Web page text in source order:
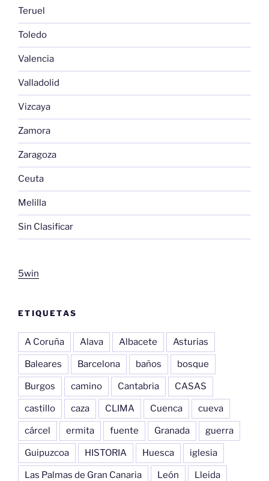
Teruel
Toledo
Valencia
Valladolid
Vizcaya
Zamora
Zaragoza
Ceuta
Melilla
Sin Clasificar
5win
ETIQUETAS
A Coruña Alava Albacete Asturias
Baleares Barcelona baños bosque
Burgos camino Cantabria CASAS
castillo caza CLIMA Cuenca cueva
cárcel ermita fuente Granada guerra
Guipuzcoa HISTORIA Huesca iglesia
Las Palmas de Gran Canaria León Lleida